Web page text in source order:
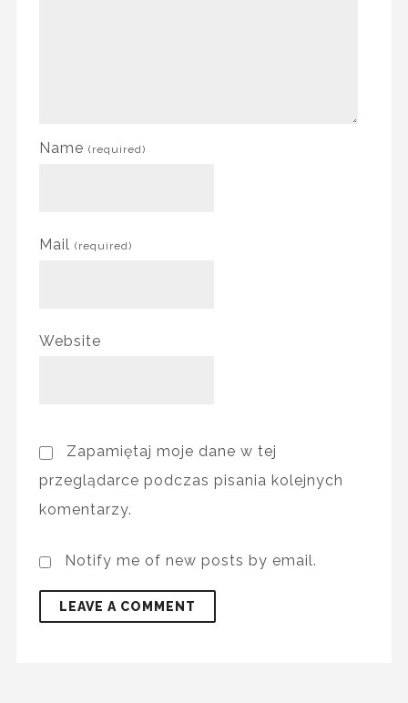
Name (required)
Mail (required)
Website
Zapamiętaj moje dane w tej
przeglądarce podczas pisania kolejnych
komentarzy.
Notify me of new posts by email.